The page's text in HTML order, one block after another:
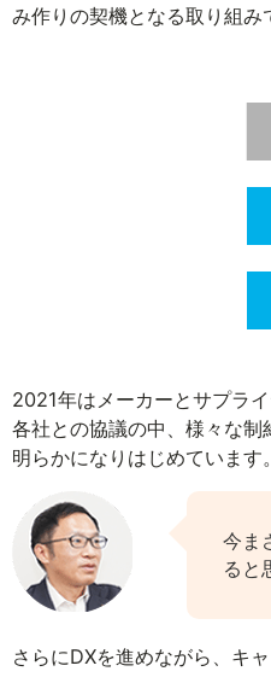
み作りの契機となる取り組み
2021年はメーカーとサプラ
各社との協議の中、様々な
明らかになりはじめています。
今ま
ると
さらにDXを進めながら、キ